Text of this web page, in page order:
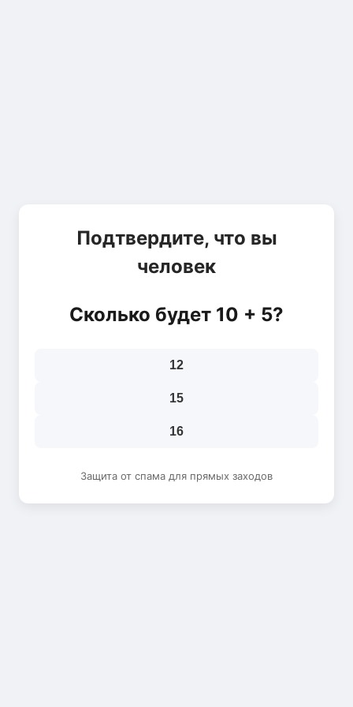
Подтвердите, что вы
человек
Сколько будет 10 + 5?
12
15
16
Защита от спама для прямых заходов